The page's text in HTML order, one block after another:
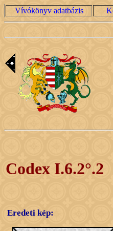
Vívókönyv adatbázis
Codex I.6.2°.2
Eredeti kép: